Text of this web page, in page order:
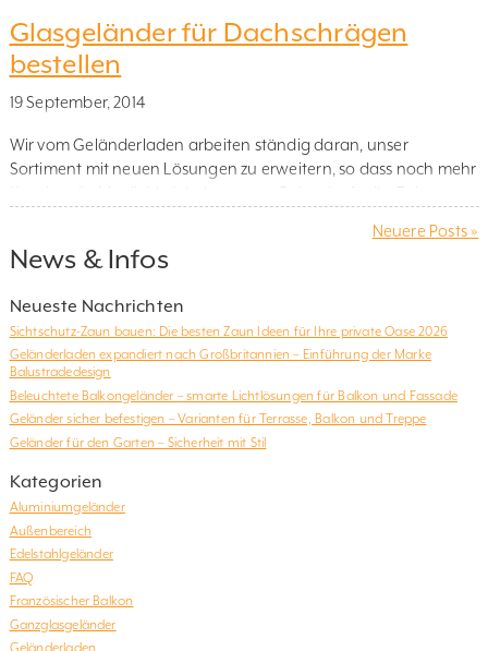
Platz. Der Bürobereich wird deshalb um 250 m² auf ca. 400 m²
erweitert. Da es einen leerstehenden Lagerraum im südlichen
Gebäudebereich gab, war […]
Glasgeländer für Dachschrägen
bestellen
19 September, 2014
Wir vom Geländerladen arbeiten ständig daran, unser
Sortiment mit neuen Lösungen zu erweitern, so dass noch mehr
Kunden die Möglichkeit bekommen, Geländer für ihr Zuhause
selten vor, dass das Geländer an einer Dachschräge enden soll.
Das stellt besondere Anforderungen an das Geländer und
Neuere Posts »
News & Infos
Neueste Nachrichten
Sichtschutz-Zaun bauen: Die besten Zaun Ideen für Ihre private Oase 2026
Geländerladen expandiert nach Großbritannien – Einführung der Marke
Balustradedesign
Beleuchtete Balkongeländer – smarte Lichtlösungen für Balkon und Fassade
Geländer sicher befestigen – Varianten für Terrasse, Balkon und Treppe
Geländer für den Garten – Sicherheit mit Stil
Kategorien
Aluminiumgeländer
Außenbereich
Edelstahlgeländer
FAQ
Französischer Balkon
Ganzglasgeländer
Geländerladen